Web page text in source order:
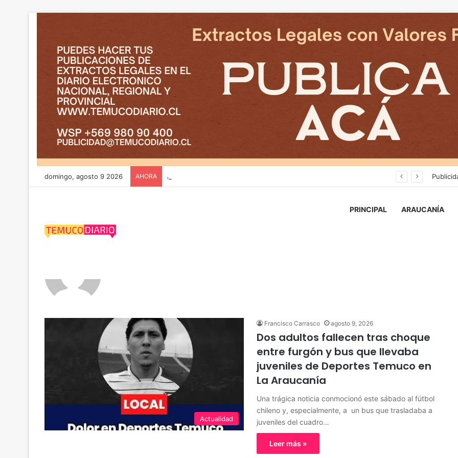
domingo, agosto 9 2026 AHORA
PRINCIPAL ARAUCANÍA
Actualidad
Francisco Carrasco agosto 9, 2026
Dos adultos fallecen tras choque
entre furgón y bus que llevaba
juveniles de Deportes Temuco en
La Araucanía
Una trágica noticia conmocionó este sábado al fútbol
chileno y, especialmente, a un bus que trasladaba a
juveniles del cuadro…
Leer más »